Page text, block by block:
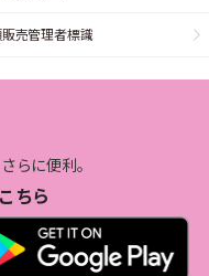
売管理者標識
らに便利。
ちら